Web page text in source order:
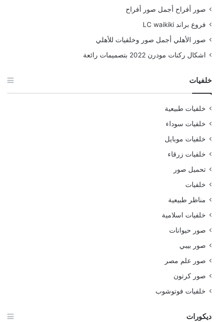
صور أفراح أجمل صور أفراح
فروع براند LC waikiki
صور الأهلي أجمل صور وخلفيات للأهلي
اشكال ركنات مودرن 2022 بتصميمات رائعة
خلفيات
خلفيات طبيعية
خلفيات سوداء
خلفيات موبايل
خلفيات زرقاء
تحميل صور
خلفيات
مناظر طبيعية
خلفيات اسلامية
صور حيوانات
صور بيبي
صور علم مصر
صور كرتون
خلفيات فوتوشوب
ديكورات